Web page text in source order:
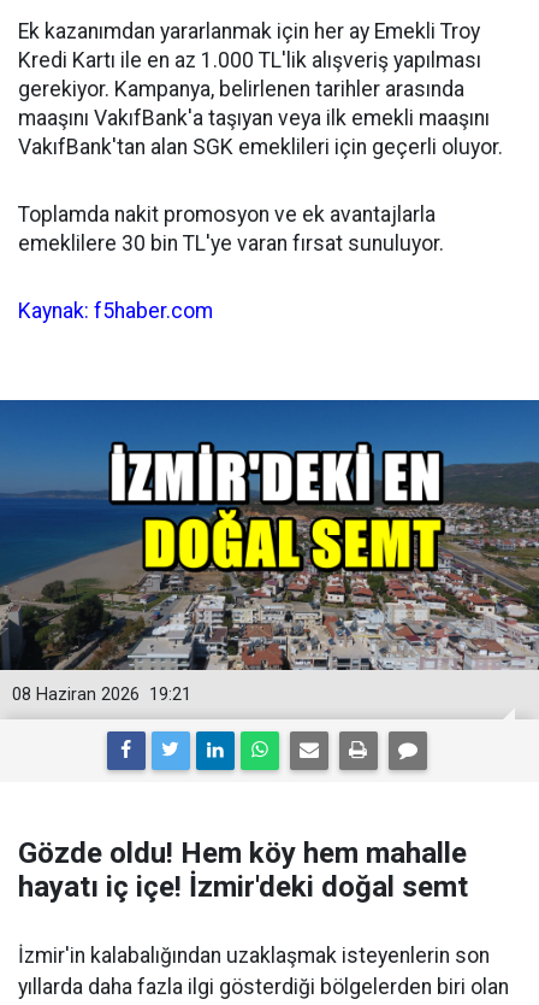
Ek kazanımdan yararlanmak için her ay Emekli Troy
Kredi Kartı ile en az 1.000 TL'lik alışveriş yapılması
gerekiyor. Kampanya, belirlenen tarihler arasında
maaşını VakıfBank'a taşıyan veya ilk emekli maaşını
VakıfBank'tan alan SGK emeklileri için geçerli oluyor.
Toplamda nakit promosyon ve ek avantajlarla
emeklilere 30 bin TL'ye varan fırsat sunuluyor.
Kaynak: f5haber.com
19:21
08 Haziran 2026
Gözde oldu! Hem köy hem mahalle
hayatı iç içe! İzmir'deki doğal semt
İzmir'in kalabalığından uzaklaşmak isteyenlerin son
yıllarda daha fazla ilgi gösterdiği bölgelerden biri olan